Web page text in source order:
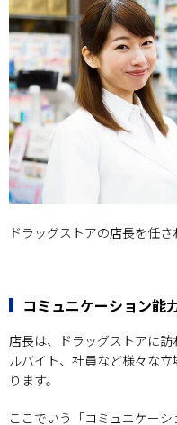
ドラッグストアの店長を任
コミュニケーション能
店長は、ドラッグストアに
ルバイト、社員など様々な
ります。
ここでいう「コミュニケー